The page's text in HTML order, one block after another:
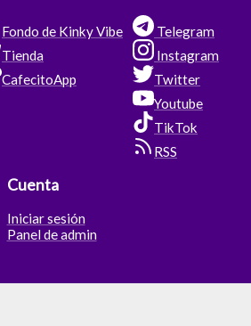
Fondo de Kinky Vibe
Tienda
CafecitoApp
Telegram
Instagram
Twitter
Youtube
TikTok
RSS
Cuenta
Iniciar sesión
Panel de admin